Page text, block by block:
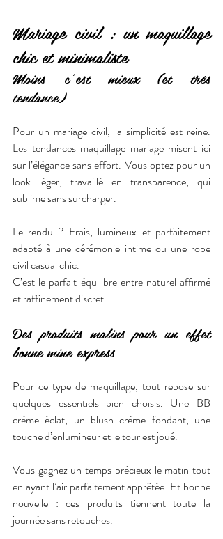
Mariage civil : un maquillage
chic et minimaliste
Moins c’est mieux (et très
tendance)
Pour un mariage civil, la simplicité est reine.
Les tendances maquillage mariage misent ici
sur l’élégance sans effort. Vous optez pour un
look léger, travaillé en transparence, qui
sublime sans surcharger.
Le rendu ? Frais, lumineux et parfaitement
adapté à une cérémonie intime ou une robe
civil casual chic.
C’est le parfait équilibre entre naturel affirmé
et raffinement discret.
Des produits malins pour un effet
bonne mine express
Pour ce type de maquillage, tout repose sur
quelques essentiels bien choisis. Une BB
crème éclat, un blush crème fondant, une
touche d’enlumineur et le tour est joué.
Vous gagnez un temps précieux le matin tout
en ayant l’air parfaitement apprêtée. Et bonne
nouvelle : ces produits tiennent toute la
journée sans retouches.